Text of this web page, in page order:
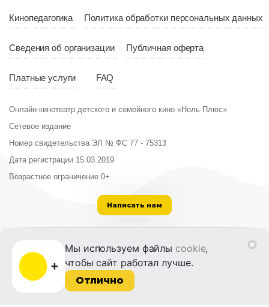
Мы используем файлы cookie,
чтобы сайт работал лучше.
Отлично
Кинопедагогика Политика обработки персональных данных
Сведения об организации Публичная оферта
Платные услуги FAQ
Онлайн-кинотеатр детского и семейного кино «Ноль Плюс»
Сетевое издание
Номер свидетельства ЭЛ № ФС 77 - 75313
Дата регистрации 15.03.2019
Возрастное ограничение 0+
Написать нам
ООО «Институт развития кино и медиа»
Лицензия на образовательную деятельность
№ Л035-01215-72/00614094 от 30 августа
2022 г.
© 2014-2026 Фонд «Жизнь и Дело»